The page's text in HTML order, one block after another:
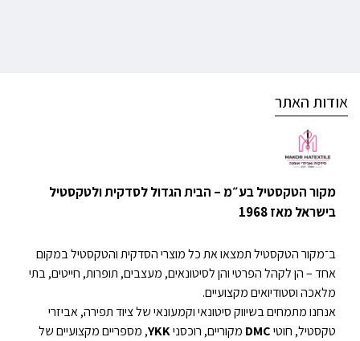
אודות האתר
מקור הטקסטיל בע״מ – הבית הגדול לסדקית ולטקסטיל
בישראל מאז 1968
ב־מקור הטקסטיל תמצאו את כל מוצרי הסדקית והטקסטיל במקום
אחד – הן לקהל הפרטי והן לסיטונאים, מעצבים, תופרות, חייטים, בתי
מלאכה וסטודיואים מקצועיים.
אנחנו מתמחים בשיווק סיטונאי וקמעונאי של ציוד תפירה, אביזרי
טקסטיל, חוטיDMC מקוריים, רוכסניYKK, מספריים מקצועיים של